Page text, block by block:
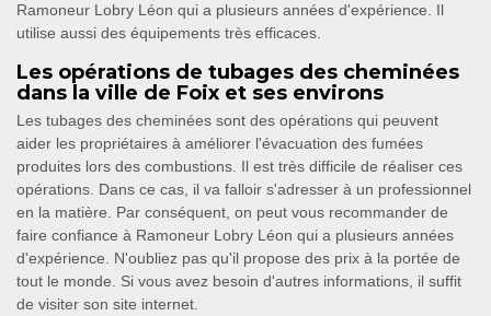
Ramoneur Lobry Léon qui a plusieurs années d'expérience. Il
utilise aussi des équipements très efficaces.
Les opérations de tubages des cheminées
dans la ville de Foix et ses environs
Les tubages des cheminées sont des opérations qui peuvent
aider les propriétaires à améliorer l'évacuation des fumées
produites lors des combustions. Il est très difficile de réaliser ces
opérations. Dans ce cas, il va falloir s'adresser à un professionnel
en la matière. Par conséquent, on peut vous recommander de
faire confiance à Ramoneur Lobry Léon qui a plusieurs années
d'expérience. N'oubliez pas qu'il propose des prix à la portée de
tout le monde. Si vous avez besoin d'autres informations, il suffit
de visiter son site internet.